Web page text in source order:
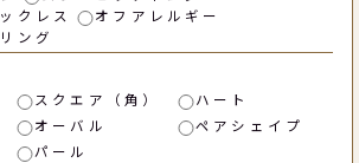
クレス
オフアレルギー
ング
スクエア（角）
ハート
オーバル
ペアシェイプ
パール